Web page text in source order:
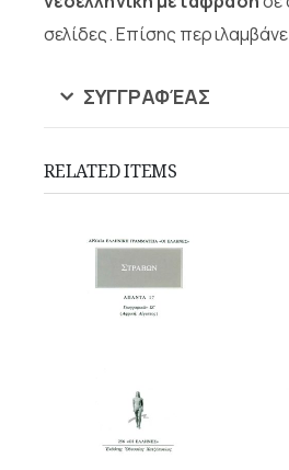
σελίδες. Επίσης
ΣΥΓΓΡΑΦΈΑΣ
RELATED ITEMS